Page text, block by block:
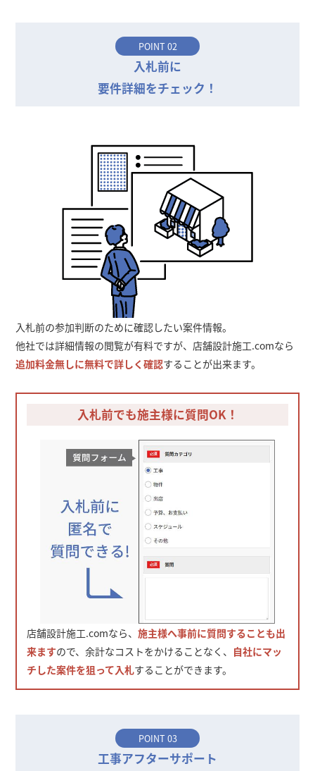
POINT 02
入札前に
要件詳細をチェック！
入札前の参加判断のために確認したい案件情報。
他社では詳細情報の閲覧が有料ですが、店舗設計施工.comなら
追加料金無しに無料で詳しく確認することが出来ます。
入札前でも施主様に質問OK！
店舗設計施工.comなら、施主様へ事前に質問することも出
来ますので、余計なコストをかけることなく、 自社にマッ
チした案件を狙って入札することができます。
POINT 03
工事アフターサポート